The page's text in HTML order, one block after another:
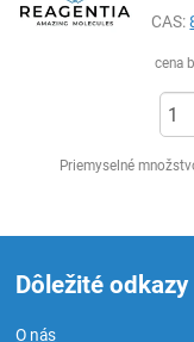
CAS:
cena
Priemyselné
Dôležité odkazy
O nás